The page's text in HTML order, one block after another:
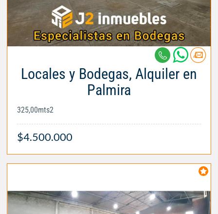
Locales y Bodegas, Alquiler en
Palmira
325,00mts2
$4.500.000